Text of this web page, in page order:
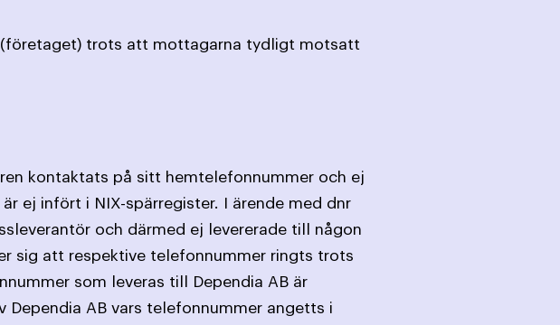
(företaget) trots att mottagarna tydligt motsatt
kontaktats på sitt hemtelefonnummer och ej
ej infört i NIX-spärregister. I ärende med dnr
och därmed ej levererade till någon
sig att respektive telefonnummer ringts trots
som leveras till Dependia AB är
AB vars telefonnummer angetts i